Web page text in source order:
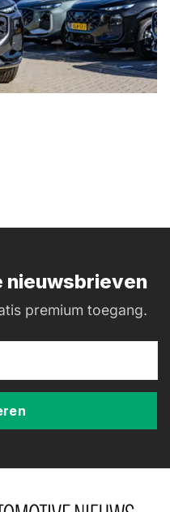
nieuwsbrieven
premium toegang.